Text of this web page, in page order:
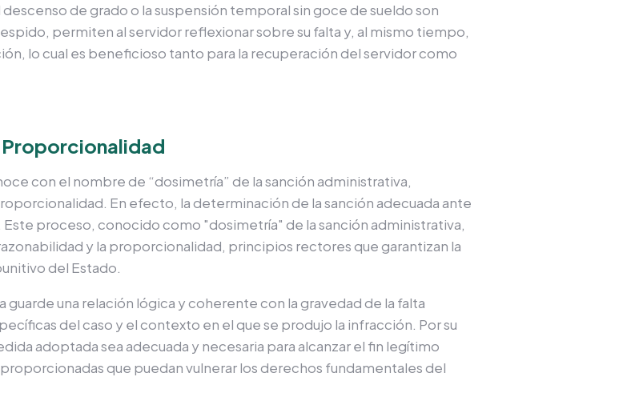
de grado o la suspensión temporal sin goce de sueldo son
permiten al servidor reflexionar sobre su falta y, al mismo tiempo,
lo cual es beneficioso tanto para la recuperación del servidor como
Proporcionalidad
con el nombre de “dosimetría” de la sanción administrativa,
En efecto, la determinación de la sanción adecuada ante
proceso, conocido como "dosimetría" de la sanción administrativa,
y la proporcionalidad, principios rectores que garantizan la
del Estado.
guarde una relación lógica y coherente con la gravedad de la falta
del caso y el contexto en el que se produjo la infracción. Por su
adoptada sea adecuada y necesaria para alcanzar el fin legítimo
que puedan vulnerar los derechos fundamentales del